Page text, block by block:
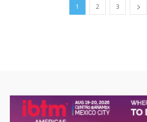
1 2 3